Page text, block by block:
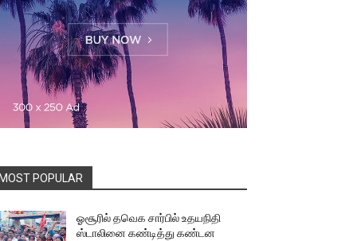
POPULAR
ஓசூரில் தவெக சார்பில் உதயநிதி
ஸ்டாலினை கண்டித்து கண்டன